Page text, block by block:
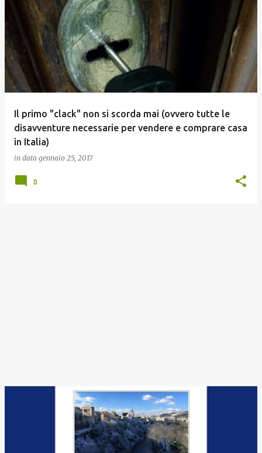
o
s
t
Il primo "clack" non si scorda mai (ovvero tutte le
disavventure necessarie per vendere e comprare casa
in Italia)
in data gennaio 25, 2017
0